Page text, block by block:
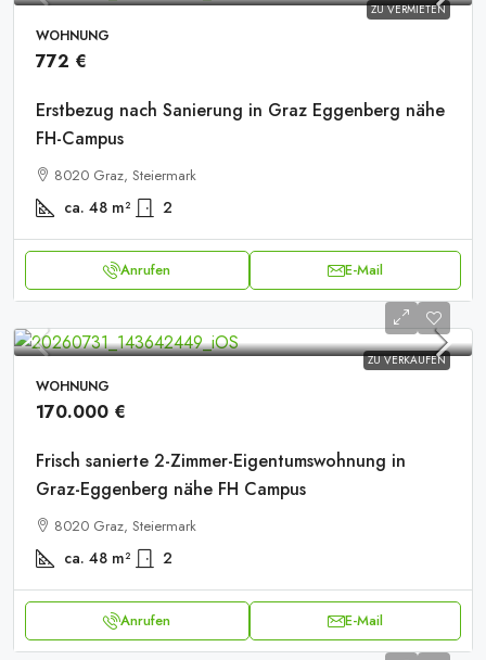
ZU VERMIETEN
WOHNUNG
772 €
Erstbezug nach Sanierung in Graz Eggenberg nähe
FH-Campus
8020 Graz, Steiermark
ca. 48 m² 2
Anrufen E-Mail
ZU VERKAUFEN
WOHNUNG
170.000 €
Frisch sanierte 2-Zimmer-Eigentumswohnung in
Graz-Eggenberg nähe FH Campus
8020 Graz, Steiermark
ca. 48 m² 2
Anrufen E-Mail